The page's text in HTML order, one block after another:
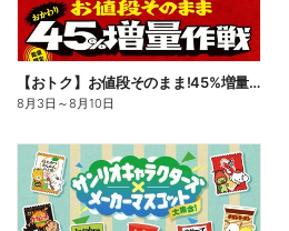
【おトク】お値段そのまま!45%増量作戦!
8月3日 ～8月10日